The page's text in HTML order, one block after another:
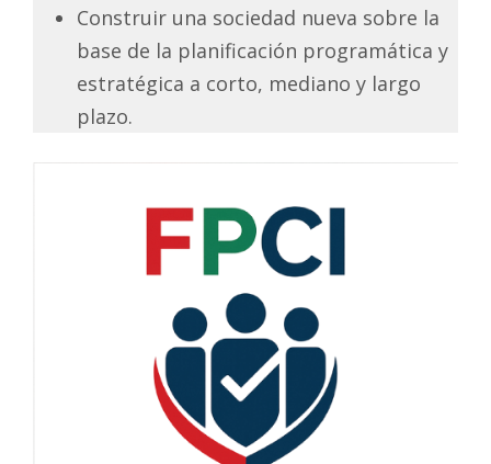
Construir una sociedad nueva sobre la
base de la planificación programática y
estratégica a corto, mediano y largo
plazo.